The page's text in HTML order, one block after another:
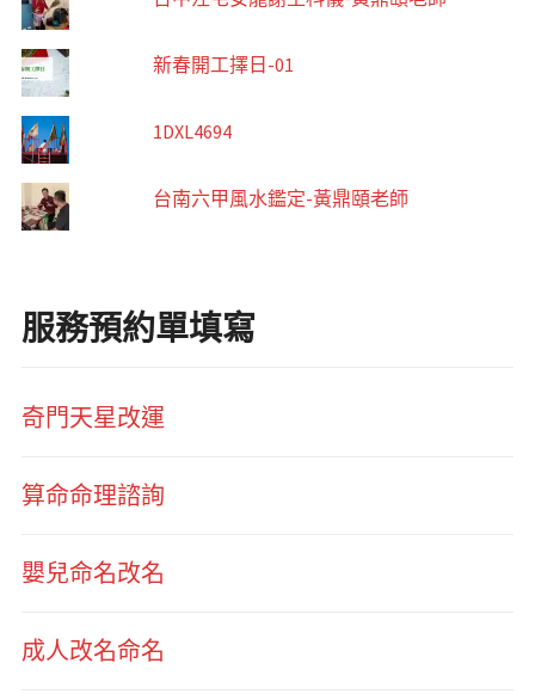
新春開工擇日-01
1DXL4694
台南六甲風水鑑定-黃鼎頤老師
服務預約單填寫
奇門天星改運
算命命理諮詢
嬰兒命名改名
成人改名命名